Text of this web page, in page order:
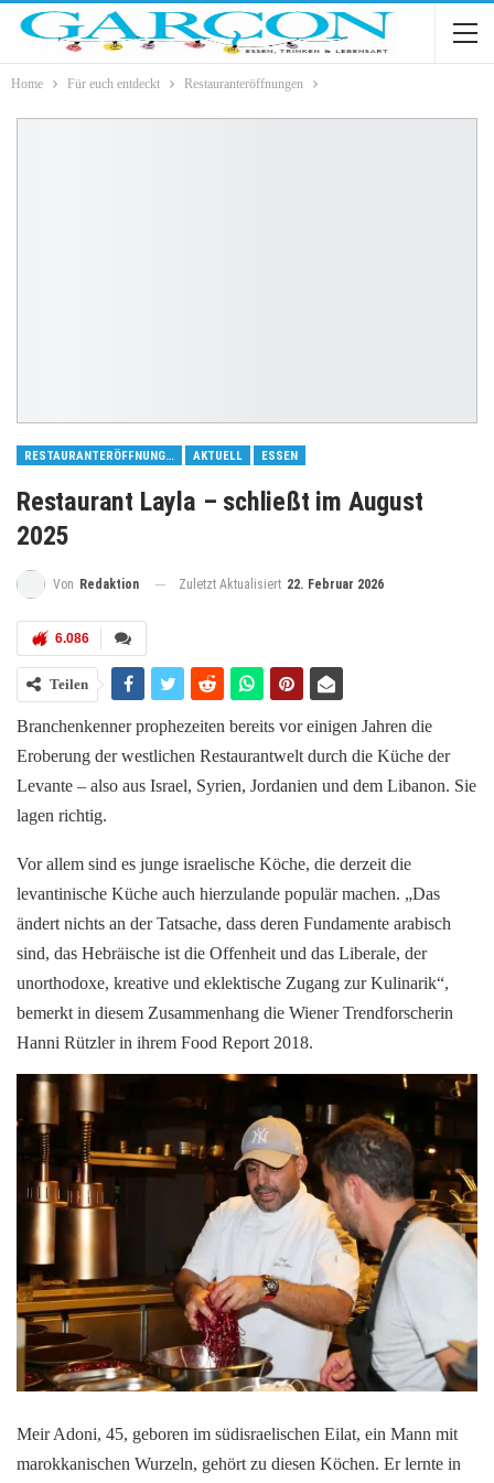
Home Für euch entdeckt Restauranteröffnungen
RESTAURANTERÖFFNUNGEN AKTUELL ESSEN
Restaurant Layla – schließt im August
2025
Von Redaktion Zuletzt Aktualisiert 22. Februar 2026
6.086
Teilen
Branchenkenner prophezeiten bereits vor einigen Jahren die
Eroberung der westlichen Restaurantwelt durch die Küche der
Levante – also aus Israel, Syrien, Jordanien und dem Libanon. Sie
lagen richtig.
Vor allem sind es junge israelische Köche, die derzeit die
levantinische Küche auch hierzulande populär machen. „Das
ändert nichts an der Tatsache, dass deren Fundamente arabisch
sind, das Hebräische ist die Offenheit und das Liberale, der
unorthodoxe, kreative und eklektische Zugang zur Kulinarik“,
bemerkt in diesem Zusammenhang die Wiener Trendforscherin
Hanni Rützler in ihrem Food Report 2018.
Meir Adoni, 45, geboren im südisraelischen Eilat, ein Mann mit
marokkanischen Wurzeln, gehört zu diesen Köchen. Er lernte in